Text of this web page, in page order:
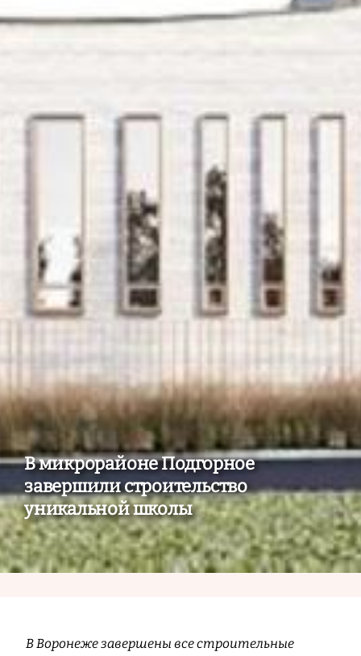
В микрорайоне Подгорное
завершили строительство
уникальной школы
В Воронеже завершены все строительные